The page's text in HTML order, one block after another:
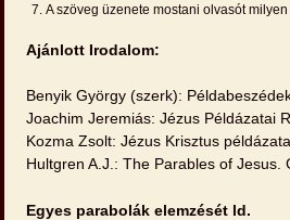
A szöveg üzenete mostani olvasót
Ajánlott Irodalom:
Benyik György (szerk):
Joachim Jeremiás: Jézus Példázatai
Kozma Zsolt: Jézus Krisztus
Hultgren A.J.: The Parables of
Egyes parabolák elemzését ld.